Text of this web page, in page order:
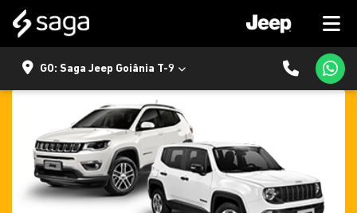
GO: Saga Jeep Goiânia T-9